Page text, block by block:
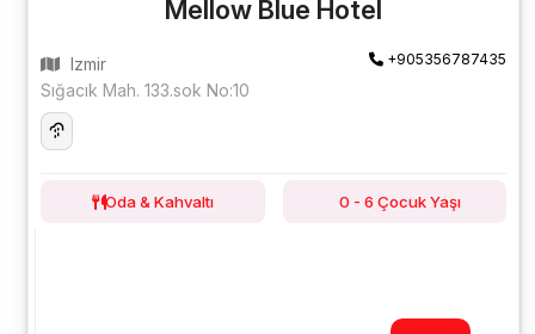
Mellow Blue Hotel
Izmir +905356787435
Sığacık Mah. 133.sok No:10
Oda & Kahvaltı 0 - 6 Çocuk Yaşı